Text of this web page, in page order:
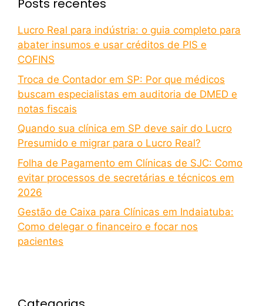
Posts recentes
Lucro Real para indústria: o guia completo para
abater insumos e usar créditos de PIS e
COFINS
Troca de Contador em SP: Por que médicos
buscam especialistas em auditoria de DMED e
notas fiscais
Quando sua clínica em SP deve sair do Lucro
Presumido e migrar para o Lucro Real?
Folha de Pagamento em Clínicas de SJC: Como
evitar processos de secretárias e técnicos em
2026
Gestão de Caixa para Clínicas em Indaiatuba:
Como delegar o financeiro e focar nos
pacientes